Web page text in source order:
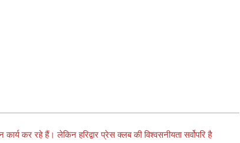
कार्य कर रहे हैं। लेकिन हरिद्वार प्रेस क्लब की विश्वसनीयता सर्वोपरि है